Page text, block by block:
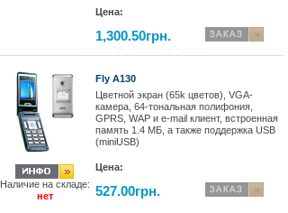
Цена:
1,300.50грн.
Наличие на складе:
нет
Fly A130
Цветной экран (65k цветов), VGA-
камера, 64-тональная полифония,
GPRS, WAP и e-mail клиент, встроенная
память 1.4 МБ, а также поддержка USB
(miniUSB)
Цена:
527.00грн.